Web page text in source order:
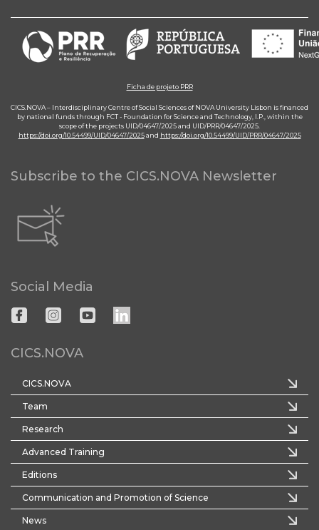
Ficha de projeto PRR
CICS.NOVA – Interdisciplinary Centre of Social Sciences of NOVA University Lisbon is financed
by national funds through FCT - Foundation for Science and Technology, I.P., within the
scope of the projects UID/04647/2025 and UID/PRR/04647/2025.
https://doi.org/10.54499/UID/04647/2025and https://doi.org/10.54499/UID/PRR/04647/2025
Subscribe to the CICS.NOVA Newsletter
Social Media
CICS.NOVA
CICS.NOVA
Team
Research
Advanced Training
Editions
Communication and Promotion of Science
News